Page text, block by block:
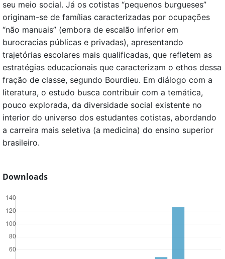
seu meio social. Já os cotistas “pequenos burgueses”
originam-se de famílias caracterizadas por ocupações
“não manuais” (embora de escalão inferior em
burocracias públicas e privadas), apresentando
trajetórias escolares mais qualificadas, que refletem as
estratégias educacionais que caracterizam o ethos dessa
fração de classe, segundo Bourdieu. Em diálogo com a
literatura, o estudo busca contribuir com a temática,
pouco explorada, da diversidade social existente no
interior do universo dos estudantes cotistas, abordando
a carreira mais seletiva (a medicina) do ensino superior
brasileiro.
Downloads